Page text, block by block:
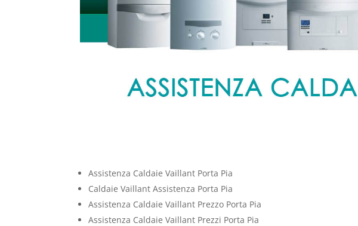
Assistenza Caldaie Vaillant Porta Pia
Caldaie Vaillant Assistenza Porta Pia
Assistenza Caldaie Vaillant Prezzo Porta Pia
Assistenza Caldaie Vaillant Prezzi Porta Pia